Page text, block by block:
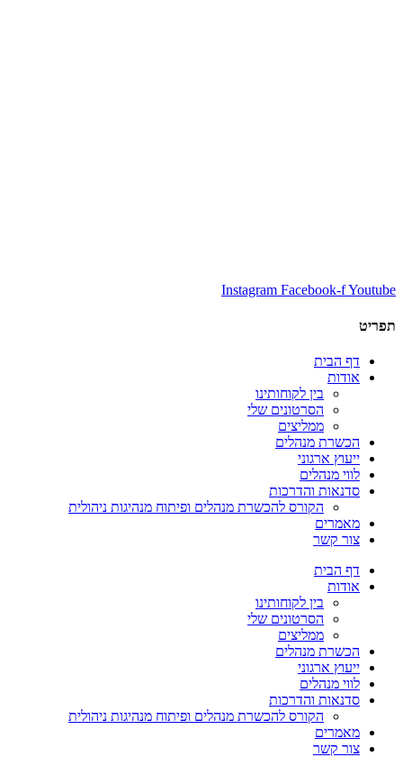
Instagram Facebook-fYoutube
תפריט
דף הבית
אודות
בין לקוחותינו
הסרטונים שלי
ממליצים
הכשרת מנהלים
ייעוץ ארגוני
לווי מנהלים
סדנאות והדרכות
הקורס להכשרת מנהלים ופיתוח מנהיגות ניהולית
מאמרים
צור קשר
דף הבית
אודות
בין לקוחותינו
הסרטונים שלי
ממליצים
הכשרת מנהלים
ייעוץ ארגוני
לווי מנהלים
סדנאות והדרכות
הקורס להכשרת מנהלים ופיתוח מנהיגות ניהולית
מאמרים
צור קשר